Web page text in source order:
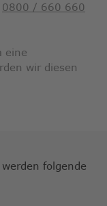
0800 / 660 660
eine
wir diesen
folgende